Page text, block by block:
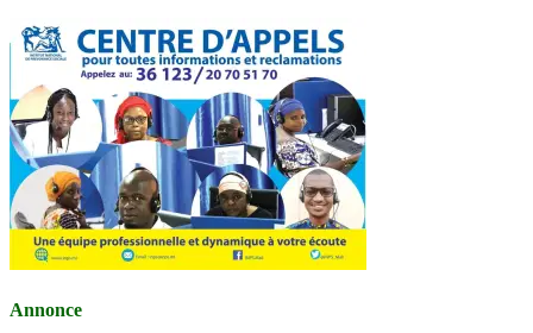
Annonce